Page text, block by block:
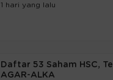
1 hari yang lalu
Daftar 53 Saham HSC,
AGAR-ALKA